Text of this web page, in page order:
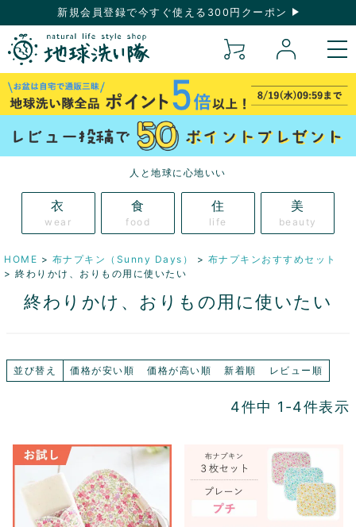
新規会員登録で今すぐ使える300円クーポン
人と地球に心地いい
衣
wear
食
food
住
life
美
beauty
HOME 布ナプキン（Sunny Days）
布ナプキンおすすめセット
終わりかけ、おりもの用に使いたい
終わりかけ、おりもの用に使いたい
並び替え 価格が安い順 価格が高い順 新着順 レビュー順
4件中 1 -4件表示